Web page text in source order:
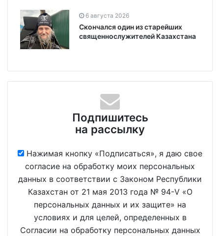
6 августа 2026
Скончался один из старейших
священнослужителей Казахстана
Подпишитесь
на рассылку
Нажимая кнопку «Подписаться», я даю свое
согласие на обработку моих персональных
данных в соответствии с Законом Республики
Казахстан от 21 мая 2013 года № 94-V «О
персональных данных и их защите» на
условиях и для целей, определенных в
Согласии на обработку персональных данных